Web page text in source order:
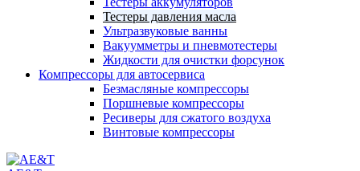
Тестеры давления масла
Ультразвуковые ванны
Вакуумметры и пневмотестеры
Жидкости для очистки форсунок
Компрессоры для автосервиса
Безмасляные компрессоры
Поршневые компрессоры
Ресиверы для сжатого воздуха
Винтовые компрессоры